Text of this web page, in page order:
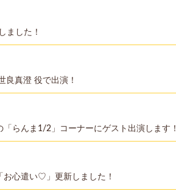
ました！
良真澄 役で出演！
らんま1/2」コーナーにゲスト出演します！
お心遣い♡」更新しました！